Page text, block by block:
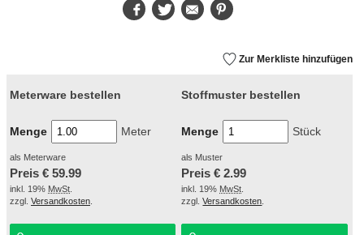
FacebookTwitter E-
Mail
Zur Merkliste hinzufügen
Meterware bestellen
Menge Meter
als Meterware
Preis € 59.99
inkl. 19% MwSt
zzgl. Versandkosten
Stoffmuster bestellen
Menge Stück
als Muster
Preis €2.99
inkl. 19% MwSt
zzgl.Versandkosten